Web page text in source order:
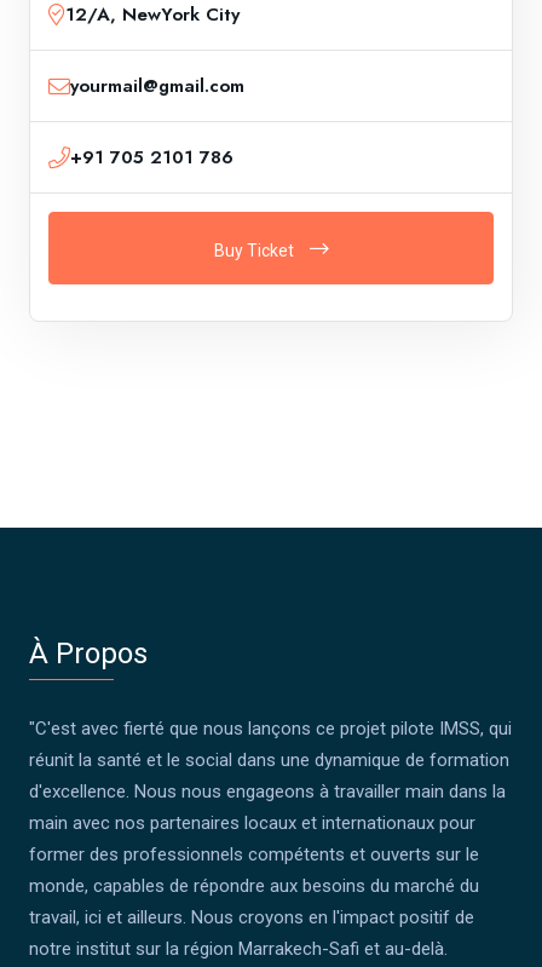
12/A, NewYork City
yourmail@gmail.com
+91 705 2101 786
Buy Ticket
À Propos
"C'est avec fierté que nous lançons ce projet pilote IMSS, qui
réunit la santé et le social dans une dynamique de formation
d'excellence. Nous nous engageons à travailler main dans la
main avec nos partenaires locaux et internationaux pour
former des professionnels compétents et ouverts sur le
monde, capables de répondre aux besoins du marché du
travail, ici et ailleurs. Nous croyons en l'impact positif de
notre institut sur la région Marrakech-Safi et au-delà.